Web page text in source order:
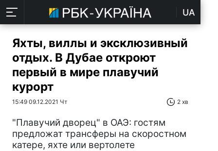
UA
Яхты, виллы и эксклюзивный
отдых. В Дубае откроют
первый в мире плавучий
курорт
15:49 09.12.2021 Чт 2 хв
"Плавучий дворец" в ОАЭ: гостям
предложат трансферы на скоростном
катере, яхте или вертолете